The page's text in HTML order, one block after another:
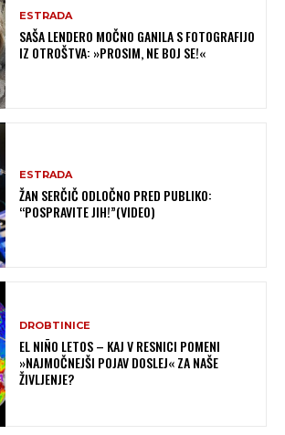
ESTRADA
SAŠA LENDERO MOČNO GANILA S FOTOGRAFIJO
IZ OTROŠTVA: »PROSIM, NE BOJ SE!«
ESTRADA
ŽAN SERČIČ ODLOČNO PRED PUBLIKO:
“POSPRAVITE JIH!”(VIDEO)
DROBTINICE
EL NIÑO LETOS – KAJ V RESNICI POMENI
»NAJMOČNEJŠI POJAV DOSLEJ« ZA NAŠE
ŽIVLJENJE?